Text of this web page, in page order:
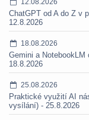
ChatGPT od A do Z v
12.8.2026
18.08.2026
Gemini a
18.8.2026
25.08.2026
Praktické využití AI
vysílání) - 25.8.2026